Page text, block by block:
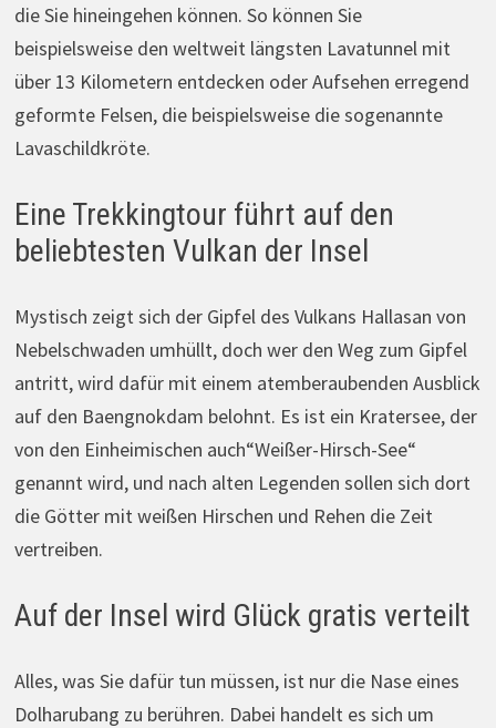
die Sie hineingehen können. So können Sie
beispielsweise den weltweit längsten Lavatunnel mit
über 13 Kilometern entdecken oder Aufsehen erregend
geformte Felsen, die beispielsweise die sogenannte
Lavaschildkröte.
Eine Trekkingtour führt auf den
beliebtesten Vulkan der Insel
Mystisch zeigt sich der Gipfel des Vulkans Hallasan von
Nebelschwaden umhüllt, doch wer den Weg zum Gipfel
antritt, wird dafür mit einem atemberaubenden Ausblick
auf den Baengnokdam belohnt. Es ist ein Kratersee, der
von den Einheimischen auch“Weißer-Hirsch-See“
genannt wird, und nach alten Legenden sollen sich dort
die Götter mit weißen Hirschen und Rehen die Zeit
vertreiben.
Auf der Insel wird Glück gratis verteilt
Alles, was Sie dafür tun müssen, ist nur die Nase eines
Dolharubang zu berühren. Dabei handelt es sich um